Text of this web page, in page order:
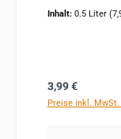
Inhalt: 0.5 Liter
Regulärer Preis:
3,99 €
Preise inkl.